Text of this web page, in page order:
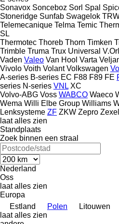
Sonavox Sonceboz Sorl Spal
Stoneridge Sunfab Swagelok
Telemecanique Telma Temic
SL
Thermotec Thoreb Thorn Timken
Trimble Truma Trux Universal
Vaden Valeo Van Hool Varta
Vivolo Voith Volant Volkswagen
A-series B-series EC F88 F89 FE
series N-series VNL XC
Volvo-ABG Voss WABCO Waeco
Wema Willi Elbe Group Williams
Lenksysteme ZF ZKW Zepro Zexel
laat alles zien
Standplaats
Zoek binnen een straal
Nederland
Oss
laat alles zien
Europa
Estland
Polen Litouwen
laat alles zien